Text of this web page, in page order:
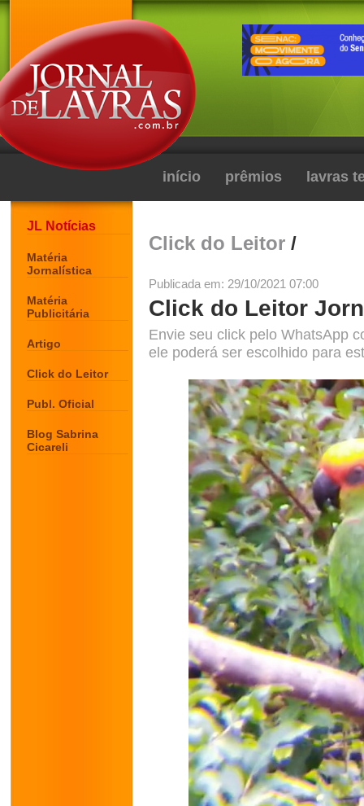
início prêmios lavras
JL Notícias
Matéria
Jornalística
Matéria
Publicitária
Artigo
Click do Leitor
Publ. Oficial
Blog Sabrina
Cicareli
Click do Leitor /
Publicada em: 29/10/2021 07:00
Click do Leitor
Envie seu click pelo WhatsApp
ele poderá ser escolhido para